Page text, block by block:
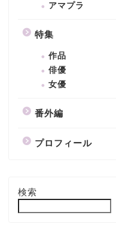
アマプラ
特集
作品
俳優
女優
番外編
プロフィール
検索